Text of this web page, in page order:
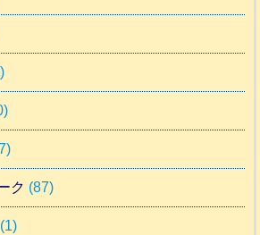
ク (87)
(1)